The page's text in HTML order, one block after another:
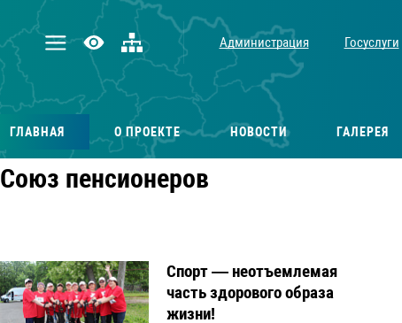
Администрация Госуслуги
ГЛАВНАЯ О ПРОЕКТЕ НОВОСТИ ГАЛЕРЕЯ
Союз пенсионеров
Спорт — неотъемлемая
часть здорового образа
жизни!